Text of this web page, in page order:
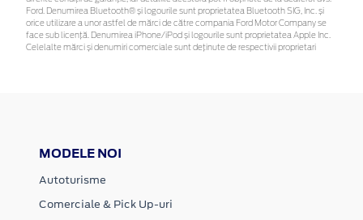
Ford. Denumirea Bluetooth® și logourile sunt proprietatea Bluetooth SIG, Inc. și
orice utilizare a unor astfel de mărci de către compania Ford Motor Company se
face sub licență. Denumirea iPhone/iPod și logourile sunt proprietatea Apple Inc.
Celelalte mărci și denumiri comerciale sunt deținute de respectivii proprietari
MODELE NOI
Autoturisme
Comerciale & Pick Up-uri